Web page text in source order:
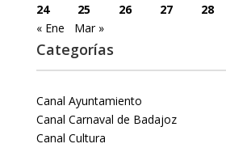
24
25 26 27
28
« Ene
Mar »
Categorías
Canal Ayuntamiento
Canal Carnaval de Badajoz
Canal Cultura